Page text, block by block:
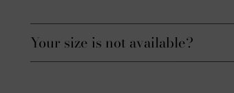
Your size is not available?